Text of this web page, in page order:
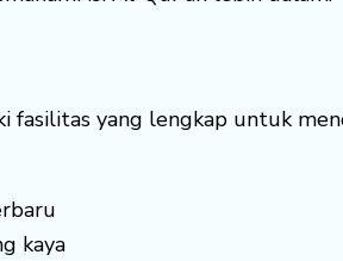
fasilitas yang lengkap untuk
kaya